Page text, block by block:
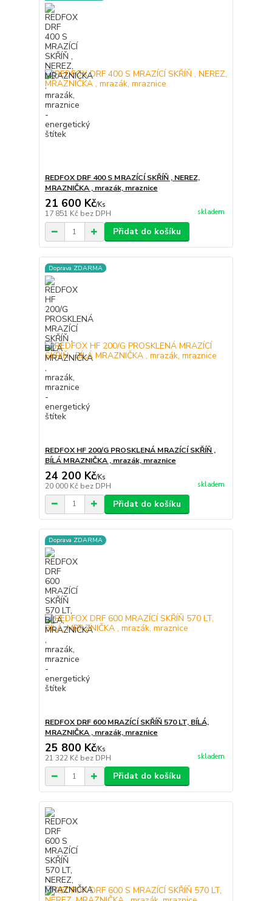
REDFOX DRF 400 S MRAZÍCÍ SKŘÍŇ , NEREZ,
MRAZNIČKA , mrazák, mraznice
21 600 Kč/Ks
17 851 Kč bez DPH skladem
Přidat do košíku
Doprava ZDARMA
REDFOX HF 200/G PROSKLENÁ MRAZÍCÍ SKŘÍŇ ,
BÍLÁ MRAZNIČKA , mrazák, mraznice
24 200 Kč/Ks
20 000 Kč bez DPH skladem
Přidat do košíku
Doprava ZDARMA
REDFOX DRF 600 MRAZÍCÍ SKŘÍŇ 570 LT, BÍLÁ,
MRAZNIČKA , mrazák, mraznice
25 800 Kč/Ks
21 322 Kč bez DPH skladem
Přidat do košíku